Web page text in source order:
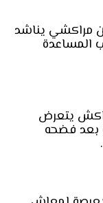
مراكشي يناشد
المساعدة
يتعرض
بعد فضحه